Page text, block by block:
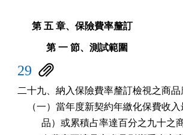
第 五 章、保險費率釐訂
第 一 節、測試範圍
29
二十九、納入保險費率釐訂檢視之商品
（一）當年度新契約年繳化保費收
品）或累積占率達百分之九十